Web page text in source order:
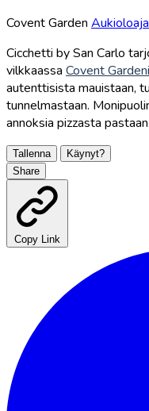
Covent Garden
Cicchetti by San Carlo
vilkkaassa Covent
autenttisista mauistaan,
tunnelmastaan.
annoksia pizzasta
Tallenna
Käynyt?
Share
Copy Link